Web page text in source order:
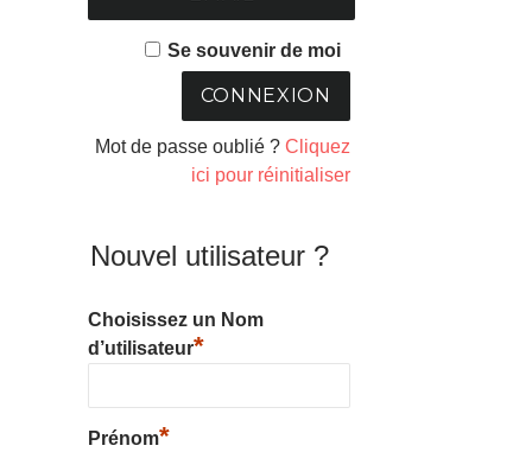
Se souvenir de moi
Mot de passe oublié ? Cliquez
ici pour réinitialiser
Nouvel utilisateur ?
Choisissez un Nom
d’utilisateur*
Prénom*